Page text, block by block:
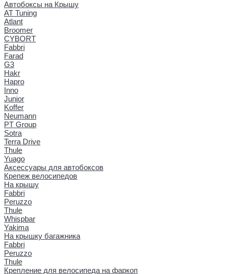
Автобоксы на Крышу
AT Tuning
Atlant
Broomer
CYBORT
Fabbri
Farad
G3
Hakr
Hapro
Inno
Junior
Koffer
Neumann
PT Group
Sotra
Terra Drive
Thule
Yuago
Аксессуары для автобоксов
Крепеж велосипедов
На крышу
Fabbri
Peruzzo
Thule
Whispbar
Yakima
На крышку багажника
Fabbri
Peruzzo
Thule
Крепление для велосипеда на фаркоп